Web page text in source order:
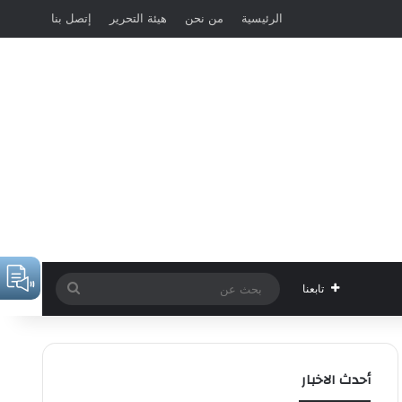
الرئيسية من نحن هيئة التحرير إتصل بنا
تابعنا
عن
أحدث الاخبار